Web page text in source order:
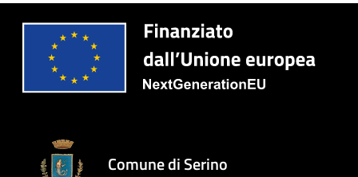
Comune di Serino